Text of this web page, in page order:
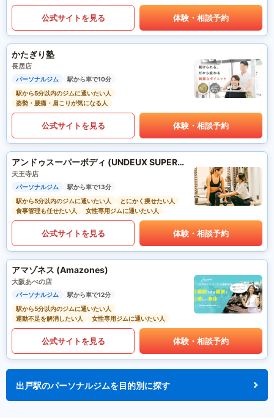
公式サイトを見る 体験・相談予約
かたぎり塾
長居店
パーソナルジム
駅から車で10分
駅から5分以内のジムに通いたい人
姿勢・腰痛・肩こりが気になる人
公式サイトを見る 体験・相談予約
アンドゥスーパーボディ (UNDEUX SUPERBODY)
天王寺店
パーソナルジム
駅から車で13分
駅から5分以内のジムに通いたい人
とにかく痩せたい人
食事管理も任せたい人
女性専用ジムに通いたい人
公式サイトを見る 体験・相談予約
アマゾネス (Amazones)
大阪あべの店
パーソナルジム
駅から車で12分
駅から5分以内のジムに通いたい人
運動不足を解消したい人
女性専用ジムに通いたい人
公式サイトを見る 体験・相談予約
出戸駅のパーソナルジムを目的別に探す